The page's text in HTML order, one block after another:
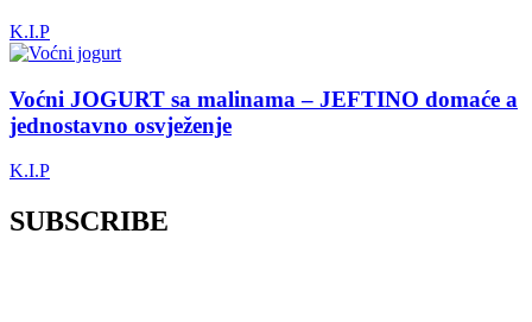
K.I.P
Voćni JOGURT sa malinama – JEFTINO domaće a
jednostavno osvježenje
K.I.P
SUBSCRIBE